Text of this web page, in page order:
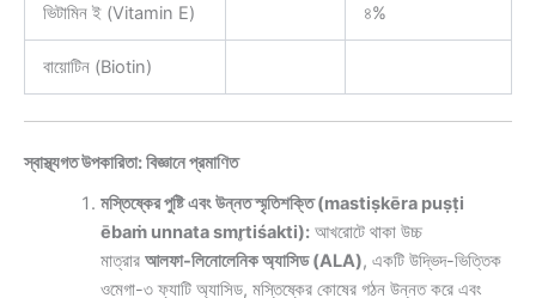
ভিটামিন ই (Vitamin E) ৪%
বায়োটিন (Biotin)
স্বাস্থ্যগত উপকারিতা: বিজ্ঞানে প্রমাণিত
মস্তিষ্কের পুষ্টি এবং উন্নত স্মৃতিশক্তি (mastiṣkēra puṣṭi
ēbaṁ unnata smr̥tiśakti):আখরোটে থাকা উচ্চ
মাত্রার আলফা-লিনোলেনিক অ্যাসিড (ALA), একটি উদ্ভিদ-ভিত্তিক
ওমেগা-৩ ফ্যাটি অ্যাসিড, মস্তিষ্কের কোষের গঠন উন্নত করে এবং